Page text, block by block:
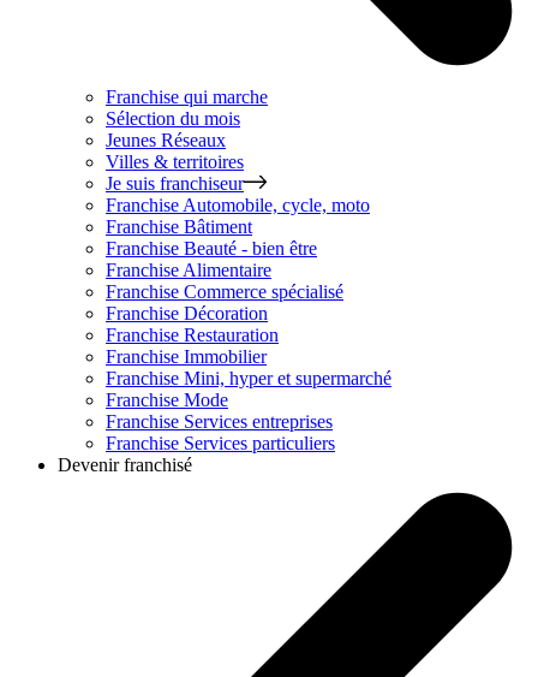
Franchise qui marche
Sélection du mois
Jeunes Réseaux
Villes & territoires
Je suis franchiseur
Franchise Automobile, cycle, moto
Franchise Bâtiment
Franchise Beauté - bien être
Franchise Alimentaire
Franchise Commerce spécialisé
Franchise Décoration
Franchise Restauration
Franchise Immobilier
Franchise Mini, hyper et supermarché
Franchise Mode
Franchise Services entreprises
Franchise Services particuliers
Devenir franchisé